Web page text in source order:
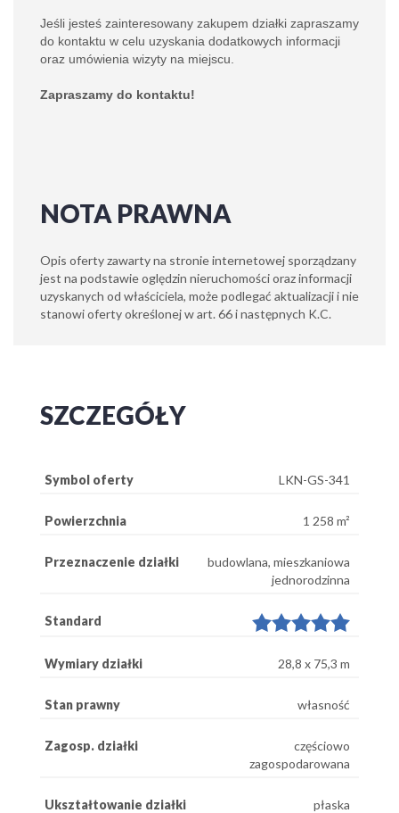
Jeśli jesteś zainteresowany zakupem działki zapraszamy
do kontaktu w celu uzyskania dodatkowych informacji
oraz umówienia wizyty na miejscu.
Zapraszamy do kontaktu!
NOTA PRAWNA
Opis oferty zawarty na stronie internetowej sporządzany
jest na podstawie oględzin nieruchomości oraz informacji
uzyskanych od właściciela, może podlegać aktualizacji i nie
stanowi oferty określonej w art. 66 i następnych K.C.
SZCZEGÓŁY
Symbol oferty LKN-GS-341
Powierzchnia 1 258 m²
Przeznaczenie działki
budowlana, mieszkaniowa
jednorodzinna
Standard
Wymiary działki 28,8 x 75,3 m
Stan prawny własność
Zagosp. działki
częściowo
zagospodarowana
Ukształtowanie działki płaska